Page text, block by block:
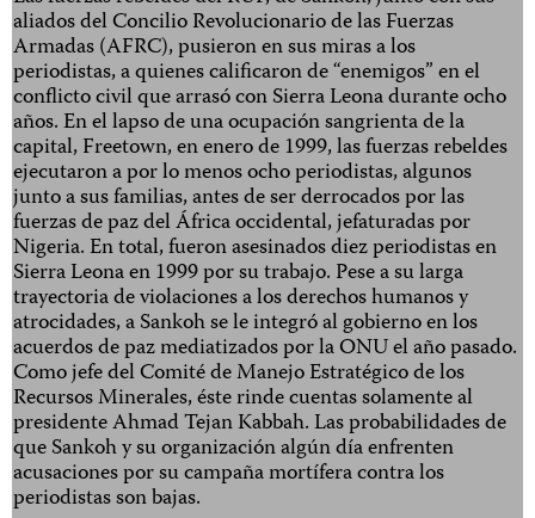
aliados del Concilio Revolucionario de las Fuerzas
Armadas (AFRC), pusieron en sus miras a los
periodistas, a quienes calificaron de “enemigos” en el
conflicto civil que arrasó con Sierra Leona durante ocho
años. En el lapso de una ocupación sangrienta de la
capital, Freetown, en enero de 1999, las fuerzas rebeldes
ejecutaron a por lo menos ocho periodistas, algunos
junto a sus familias, antes de ser derrocados por las
fuerzas de paz del África occidental, jefaturadas por
Nigeria. En total, fueron asesinados diez periodistas en
Sierra Leona en 1999 por su trabajo. Pese a su larga
trayectoria de violaciones a los derechos humanos y
atrocidades, a Sankoh se le integró al gobierno en los
acuerdos de paz mediatizados por la ONU el año pasado.
Como jefe del Comité de Manejo Estratégico de los
Recursos Minerales, éste rinde cuentas solamente al
presidente Ahmad Tejan Kabbah. Las probabilidades de
que Sankoh y su organización algún día enfrenten
acusaciones por su campaña mortífera contra los
periodistas son bajas.